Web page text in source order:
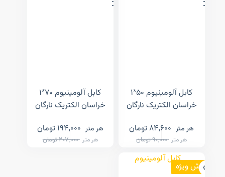
کابل آلومینیوم ۵۰*۱
خراسان الکتریک نارگان
هر متر 90,000تومان
هر متر 84,600 تومان
کابل آلومینیوم ۷۰*۱
خراسان الکتریک نارگان
هر متر 207,000تومان
هر متر 194,000 تومان
فروش ویژه